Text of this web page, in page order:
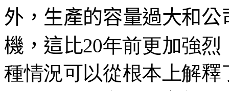
外，生產的容量過大和
機，這比20年前更加強
種情況可以從根本上解